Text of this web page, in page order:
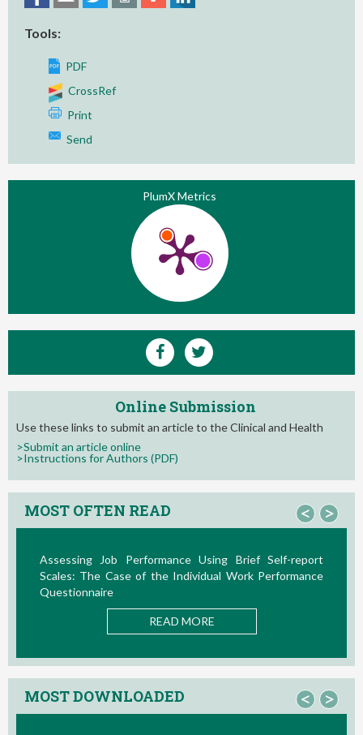
Tools:
PDF
CrossRef
Print
Send
PlumX Metrics
Online Submission
Use these links to submit an article to the Clinical and Health
>Submit an article online
>Instructions for Authors (PDF)
MOST OFTEN READ < >
Using Brief Self-report
Work Performance
La Teoría de las
Nuevos Desarrollos en la
MOST DOWNLOADED < >